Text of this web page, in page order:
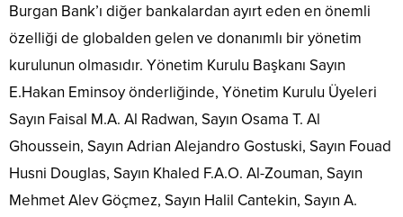
Burgan Bank’ı diğer bankalardan ayırt eden en önemli
özelliği de globalden gelen ve donanımlı bir yönetim
kurulunun olmasıdır. Yönetim Kurulu Başkanı Sayın
E.Hakan Eminsoy önderliğinde, Yönetim Kurulu Üyeleri
Sayın Faisal M.A. Al Radwan, Sayın Osama T. Al
Ghoussein, Sayın Adrian Alejandro Gostuski, Sayın Fouad
Husni Douglas, Sayın Khaled F.A.O. Al-Zouman, Sayın
Mehmet Alev Göçmez, Sayın Halil Cantekin, Sayın A.